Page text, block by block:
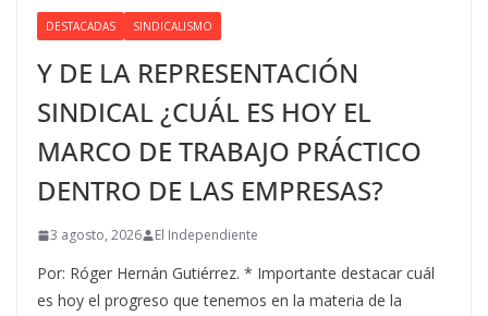
DESTACADAS SINDICALISMO
Y DE LA REPRESENTACIÓN
SINDICAL ¿CUÁL ES HOY EL
MARCO DE TRABAJO PRÁCTICO
DENTRO DE LAS EMPRESAS?
3 agosto, 2026 El Independiente
Por: Róger Hernán Gutiérrez. * Importante destacar cuál
es hoy el progreso que tenemos en la materia de la